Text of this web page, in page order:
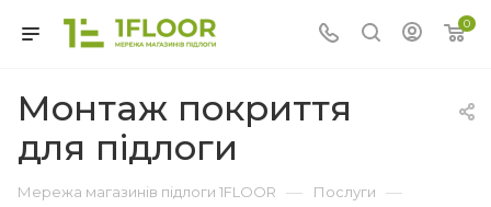
0
Монтаж покриття
для підлоги
Мережа магазинів підлоги 1FLOOR — Послуги —